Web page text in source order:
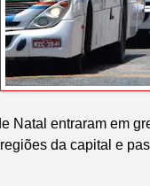
Natal entraram em
da capital e